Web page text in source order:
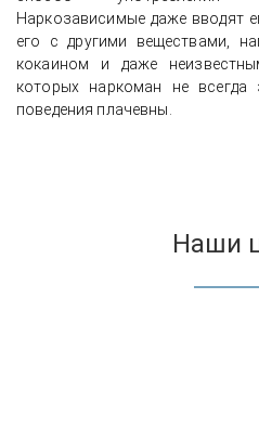
Наркозависимые даже вводят
его с другими веществами,
кокаином и даже
которых наркоман не всегда
поведения плачевны.
Наши